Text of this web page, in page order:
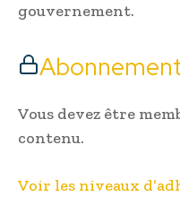
gouvernement.
Vous devez être
contenu.
Voir les niveaux